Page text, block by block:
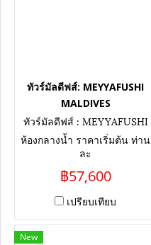
ทัวร์มัลดีฟส์: MEYYAFUSHI
MALDIVES
ทัวร์มัลดีฟส์ : MEYYAFUSHI
MALDIVES
ห้องกลางน้ำ ราคาเริ่มต้น ท่าน
ละ
฿57,600
เปรียบเทียบ
New